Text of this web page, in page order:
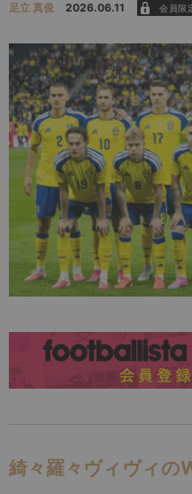
足立 真俊 2026.06.11
綺々羅々ヴィヴィの